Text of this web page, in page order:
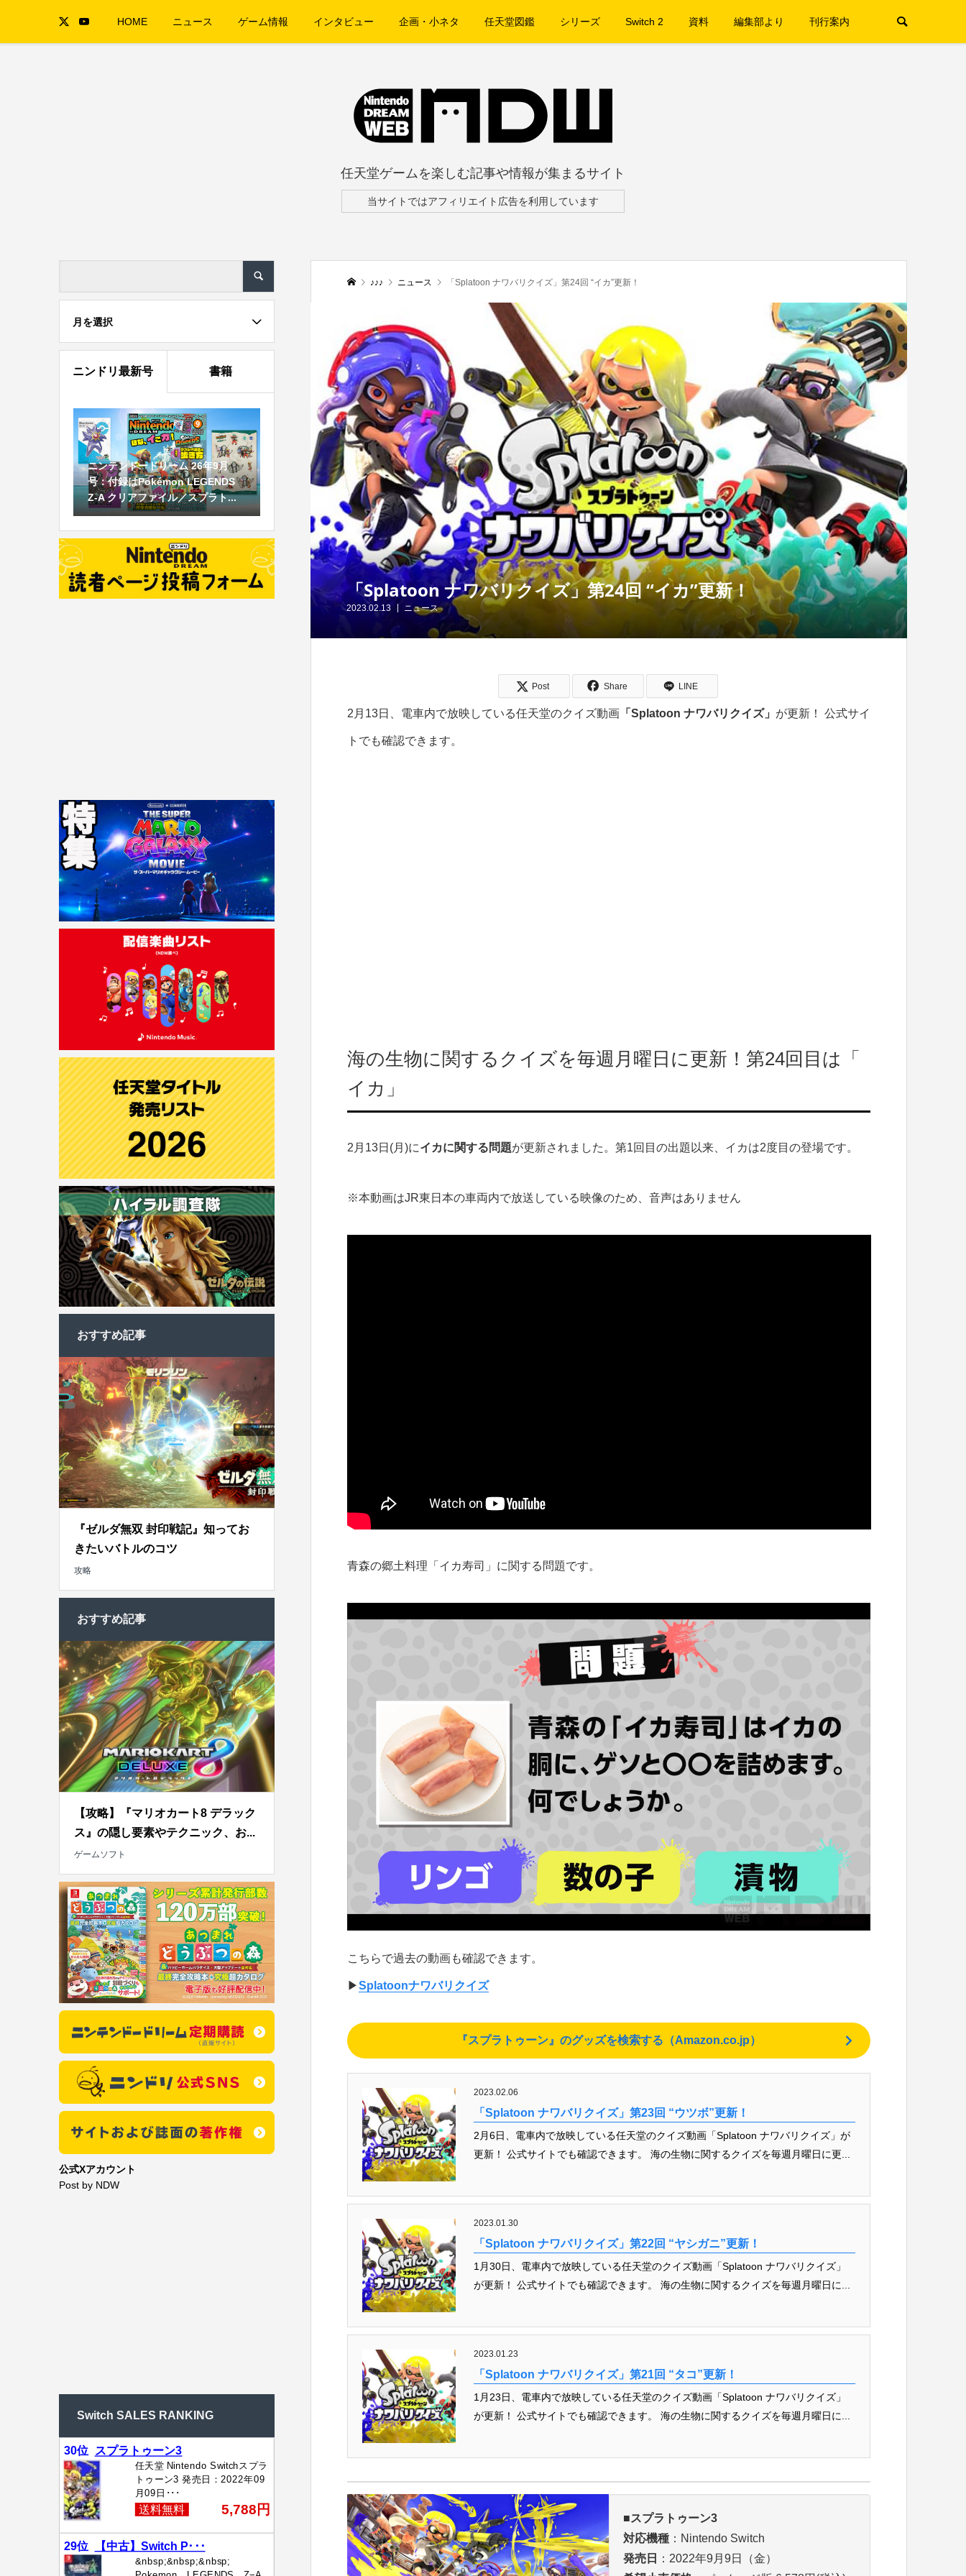
HOME ニュース ゲーム情報 インタビュー 企画・小ネタ 任天堂図鑑 シリーズ Switch 2 資料 編集部より 刊行案内
任天堂ゲームを楽しむ記事や情報が集まるサイト
当サイトではアフィリエイト広告を利用しています
♪♪♪ ニュース 「Splatoon ナワバリクイズ」第24回 “イカ”更新！
「Splatoon ナワバリクイズ」第24回 “イカ”更新！
2023.02.13 ニュース
Post Share LINE
2月13日、電車内で放映している任天堂のクイズ動画「Splatoon ナワバリクイズ」 が更新！ 公式サイ
トでも確認できます。
海の生物に関するクイズを毎週月曜日に更新！第24回目は「
イカ」
2月13日(月)にイカに関する問題が更新されました。第1回目の出題以来、イカは2度目の登場です。
※本動画はJR東日本の車両内で放送している映像のため、音声はありません
青森の郷土料理「イカ寿司」に関する問題です。
こちらで過去の動画も確認できます。
▶︎Splatoonナワバリクイズ
『スプラトゥーン』のグッズを検索する（Amazon.co.jp）
2023.02.06
「Splatoon ナワバリクイズ」第23回 “ウツボ”更新！
2月6日、電車内で放映している任天堂のクイズ動画「Splatoon ナワバリクイズ」が
更新！ 公式サイトでも確認できます。 海の生物に関するクイズを毎週月曜日に更...
2023.01.30
「Splatoon ナワバリクイズ」第22回 “ヤシガニ”更新！
1月30日、電車内で放映している任天堂のクイズ動画「Splatoon ナワバリクイズ」
が更新！ 公式サイトでも確認できます。 海の生物に関するクイズを毎週月曜日に...
2023.01.23
「Splatoon ナワバリクイズ」第21回 “タコ”更新！
1月23日、電車内で放映している任天堂のクイズ動画「Splatoon ナワバリクイズ」
が更新！ 公式サイトでも確認できます。 海の生物に関するクイズを毎週月曜日に...
■スプラトゥーン3
対応機種 ：Nintendo Switch
発売日
：2022年9月9日（金）
月を選択
ニンドリ最新号 書籍
ニンテンドードリーム 26年9月
号：付録はPokémon LEGENDS
Z-A クリアファイル／スプラト...
おすすめ記事
『ゼルダ無双 封印戦記』知ってお
きたいバトルのコツ
攻略
おすすめ記事
【攻略】『マリオカート8 デラック
ス』の隠し要素やテクニック、お...
ゲームソフト
公式Xアカウント
Post by NDW
Switch SALES RANKING